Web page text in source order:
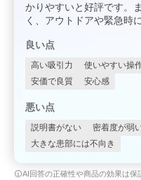
かりやすいと好評です。
く、アウトドアや緊急時
良い点
高い吸引力 使いやすい操
安価で良質
安心感
悪い点
説明書がない 密着度が弱
大きな患部には不向き
AI回答の正確性や商品の効果は保